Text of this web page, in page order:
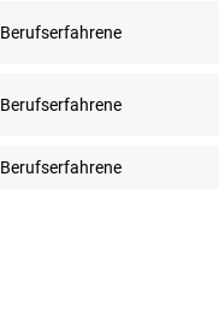
Berufserfahrene
Berufserfahrene
Berufserfahrene